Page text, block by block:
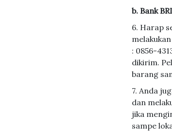
b. Bank BRI
6. Harap
: 0856-
dikirim.
barang
7. Anda
dan
jika
sampe